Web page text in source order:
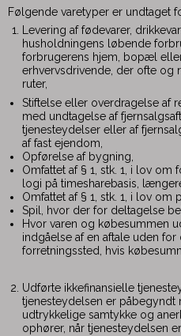
Følgende varetyper er undtaget
Levering af fødevarer,
husholdningens løbende
forbrugerens hjem, bopæl
erhvervsdrivende, der ofte og
ruter,
Stiftelse eller overdragelse af
med undtagelse af
tjenesteydelser eller af
af fast ejendom,
Opførelse af bygning,
Omfattet af § 1, stk. 1, i lov
logi på timesharebasis,
Omfattet af § 1, stk. 1, i lov om
Spil, hvor der for deltagelse
Hvor varen og købesummen
indgåelse af en aftale uden
forretningssted, hvis
Udførte ikkefinansielle
tjenesteydelsen er
udtrykkelige samtykke og
ophører, når tjenesteydelsen